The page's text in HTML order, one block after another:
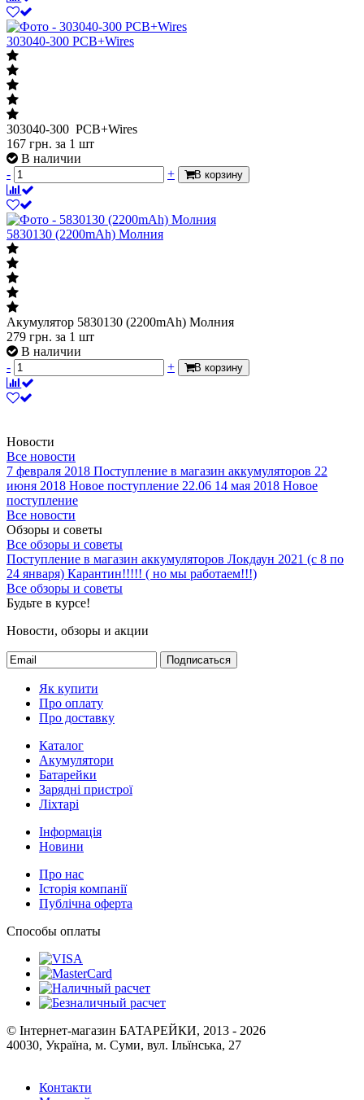
303040-300 PCB+Wires
303040-300 PCB+Wires
167 грн. за 1 шт
В наличии
-
+ В корзину
5830130 (2200mAh) Молния
Акумулятор 5830130 (2200mAh) Молния
279 грн. за 1 шт
В наличии
-
+ В корзину
Новости
Все новости
7 февраля 2018 Поступление в магазин аккумуляторов 22
июня 2018 Новое поступление 22.06 14 мая 2018 Новое
поступление
Все новости
Обзоры и советы
Все обзоры и советы
Поступление в магазин аккумуляторов Локдаун 2021 (с 8 по
24 января) Карантин!!!!! ( но мы работаем!!!)
Все обзоры и советы
Будьте в курсе!
Новости, обзоры и акции
Подписаться
Як купити
Про оплату
Про доставку
Каталог
Акумулятори
Батарейки
Зарядні пристрої
Ліхтарі
Інформація
Новини
Про нас
Історія компанії
Публічна оферта
Способы оплаты
© Інтернет-магазин БАТАРЕЙКИ, 2013 - 2026
40030, Україна, м. Суми, вул. Ільїнська, 27
Контакти